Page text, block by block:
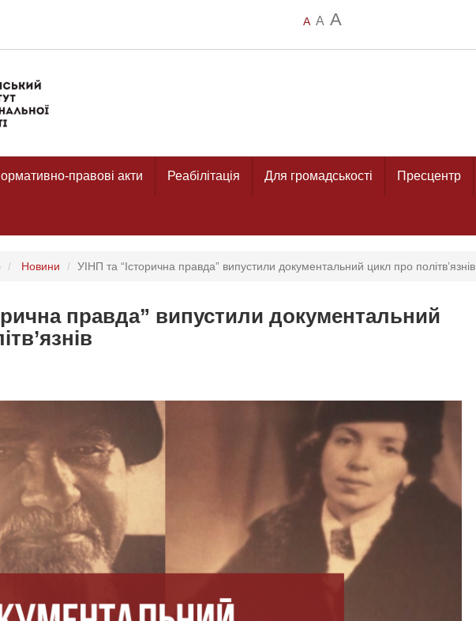
A A A
правові акти Реабілітація Для громадськості Пресцентр
Новини УІНП та “Історична правда” випустили документальний цикл про політв’язнів
правда” випустили документальний